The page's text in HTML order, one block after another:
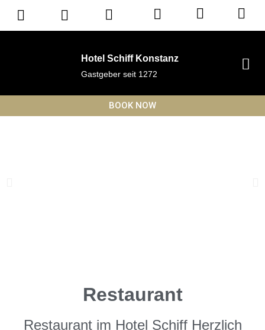
Hotel Schiff Konstanz
Gastgeber seit 1272
BOOK NOW
Passend für jeden Anlass
Restaurant
Restaurant im Hotel Schiff Herzlich